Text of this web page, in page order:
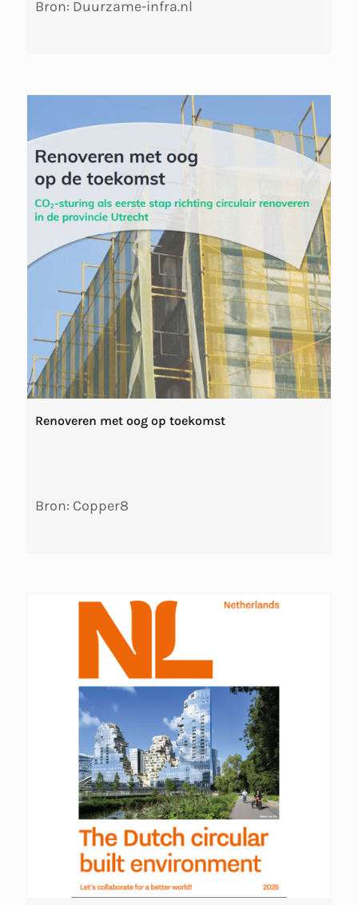
Bron: Duurzame-infra.nl
Renoveren met oog op toekomst
Bron: Copper8